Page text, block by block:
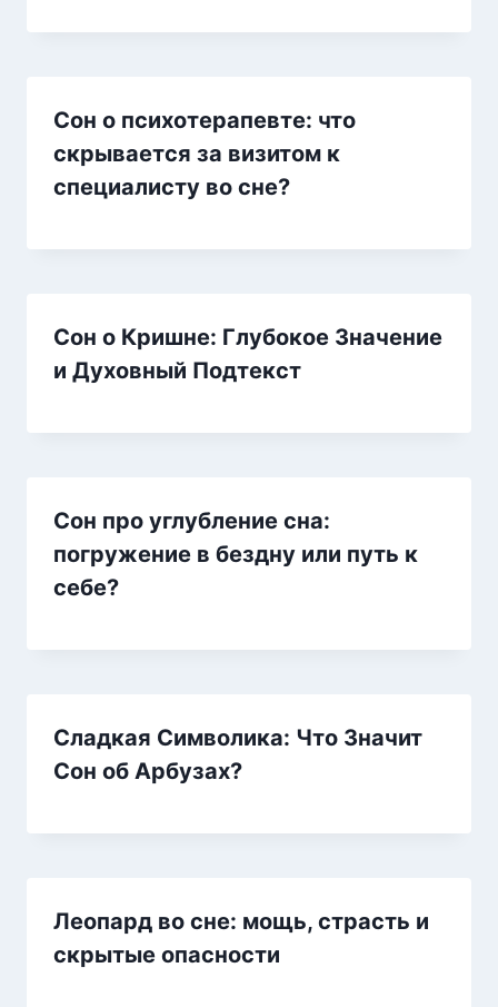
Сон о психотерапевте: что
скрывается за визитом к
специалисту во сне?
Сон о Кришне: Глубокое Значение
и Духовный Подтекст
Сон про углубление сна:
погружение в бездну или путь к
себе?
Сладкая Символика: Что Значит
Сон об Арбузах?
Леопард во сне: мощь, страсть и
скрытые опасности